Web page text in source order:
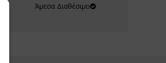
Άμεσα Διαθέσιμο